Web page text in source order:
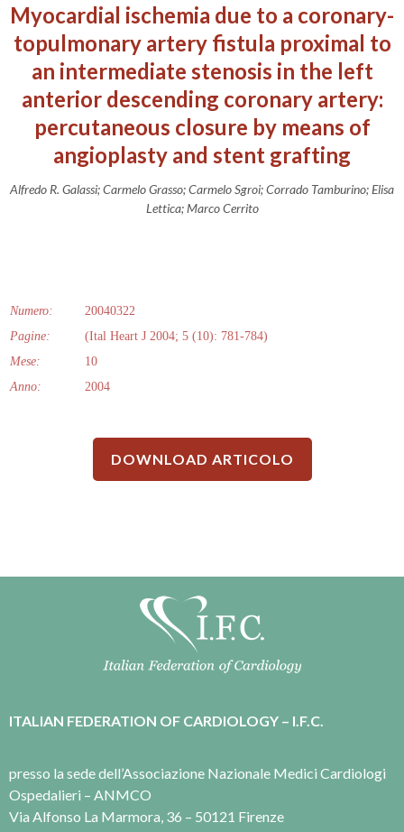
Myocardial ischemia due to a coronary-
topulmonary artery fistula proximal to
an intermediate stenosis in the left
anterior descending coronary artery:
percutaneous closure by means of
angioplasty and stent grafting
Alfredo R. Galassi; Carmelo Grasso; Carmelo Sgroi; Corrado Tamburino; Elisa
Lettica; Marco Cerrito
Numero:
20040322
Pagine:
(Ital Heart J 2004; 5 (10): 781-784)
Mese:
10
Anno:
2004
DOWNLOAD ARTICOLO
ITALIAN FEDERATION OF CARDIOLOGY – I.F.C.
presso la sede dell’Associazione Nazionale Medici Cardiologi
Ospedalieri – ANMCO
Via Alfonso La Marmora, 36 – 50121 Firenze